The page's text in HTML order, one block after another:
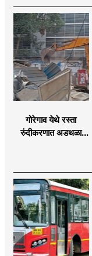
गोरेगाव येथे रस्ता
रुंदीकरणात अडथळा